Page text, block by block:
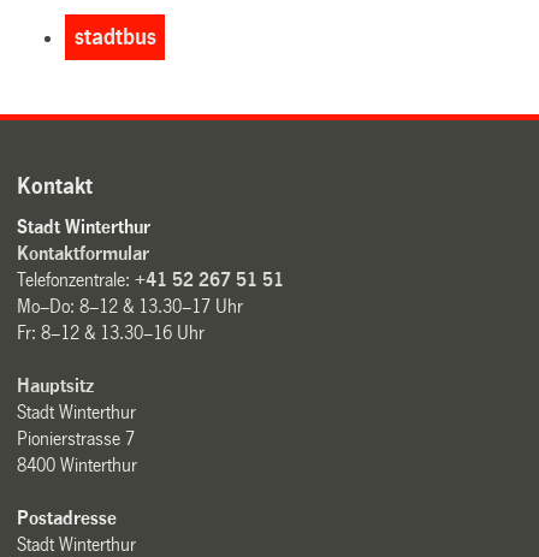
stadtbus
Kontakt
Stadt Winterthur
Kontaktformular
Telefonzentrale:+41 52 267 51 51
Mo–Do: 8–12 & 13.30–17 Uhr
Fr: 8–12 & 13.30–16 Uhr
Hauptsitz
Stadt Winterthur
Pionierstrasse 7
8400 Winterthur
Postadresse
Stadt Winterthur